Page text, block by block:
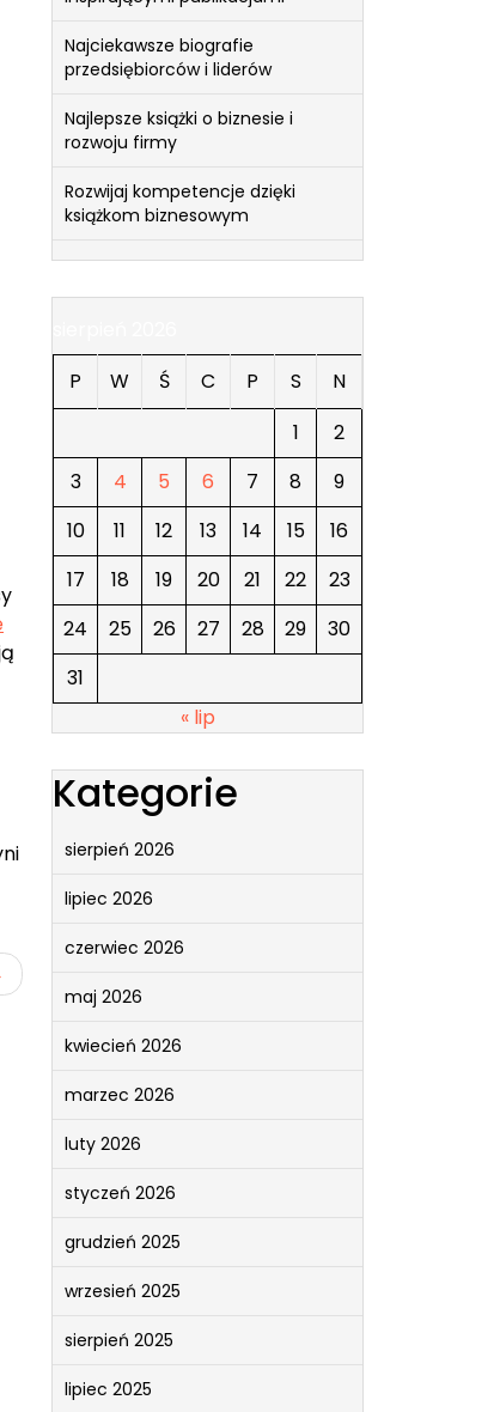
Najciekawsze biografie
przedsiębiorców i liderów
Najlepsze książki o biznesie i
rozwoju firmy
Rozwijaj kompetencje dzięki
książkom biznesowym
P
W Ś C P S
N
1
2
3
4 5 6 7 8
9
10
11 12 13 14 15
16
17
18 19 20 21 22
23
24
25 26 27 28 29
30
31
« lip
Kategorie
sierpień 2026
lipiec 2026
czerwiec 2026
maj 2026
kwiecień 2026
marzec 2026
luty 2026
styczeń 2026
grudzień 2025
wrzesień 2025
sierpień 2025
lipiec 2025